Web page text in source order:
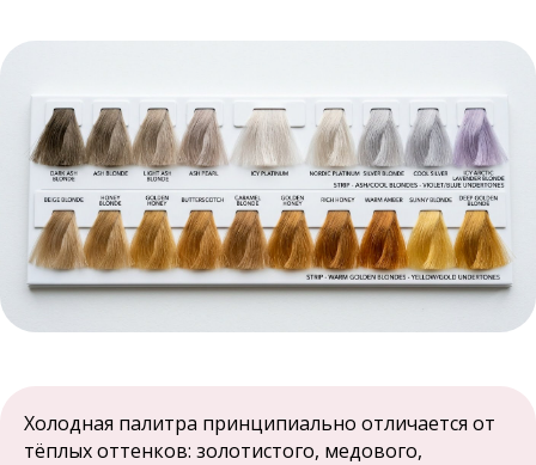
Холодная палитра принципиально отличается от
тёплых оттенков: золотистого, медового,